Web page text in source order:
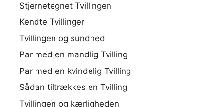
Stjernetegnet Tvillingen
Kendte Tvillinger
Tvillingen og sundhed
Par med en mandlig Tvilling
Par med en kvindelig Tvilling
Sådan tiltrækkes en Tvilling
Tvillingen og kærligheden